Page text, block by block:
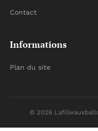
Contact
Informations
Plan du site
© 2026